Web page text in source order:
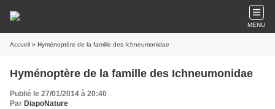
MENU
Accueil » Hyménoptère de la famille des Ichneumonidae
Hyménoptère de la famille des Ichneumonidae
Publié le 27/01/2014 à 20:40
Par DiapoNature